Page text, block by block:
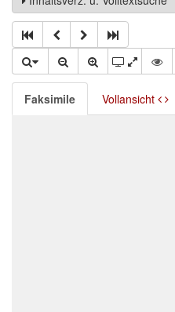
Faksimile Vollansicht